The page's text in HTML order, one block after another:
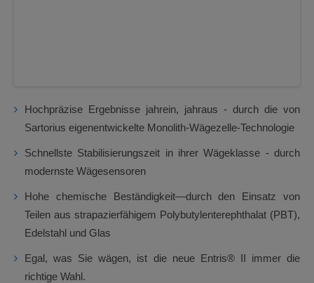
Hochpräzise Ergebnisse jahrein, jahraus - durch die von
Sartorius eigenentwickelte Monolith-Wägezelle-Technologie
Schnellste Stabilisierungszeit in ihrer Wägeklasse - durch
modernste Wägesensoren
Hohe chemische Beständigkeit—durch den Einsatz von
Teilen aus strapazierfähigem Polybutylenterephthalat (PBT),
Edelstahl und Glas
Egal, was Sie wägen, ist die neue Entris® II immer die
richtige Wahl.